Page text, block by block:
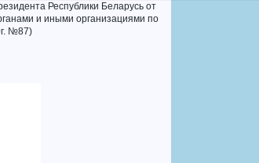
Республики Беларусь от
и иными организациями по
№87)